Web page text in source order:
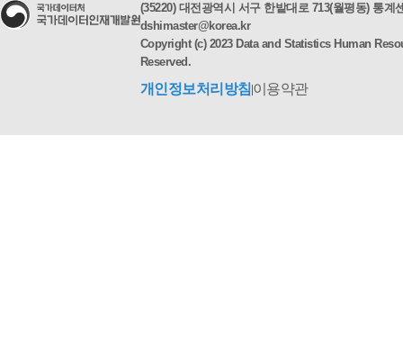
(35220) 대전광역시 서구 한밭대로 713(월평동) 통
dshimaster@korea.kr
Copyright (c) 2023 Data and Statistics Human
Reserved.
개인정보처리방침 이용약관